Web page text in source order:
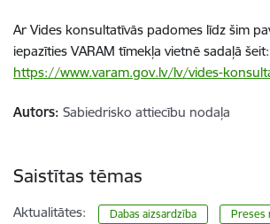
Ar Vides konsultatīvās padomes līdz šim
iepazīties VARAM tīmekļa vietnē sadaļā šeit:
https://www.varam.gov.lv/lv/vides-
Autors: Sabiedrisko attiecību nodaļa
Saistītas tēmas
Aktualitātes: Dabas aizsardzība Preses